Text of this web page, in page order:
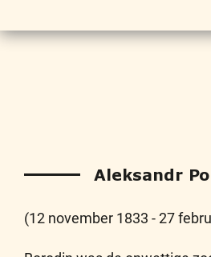
Aleksandr
(12 november 1833 - 27